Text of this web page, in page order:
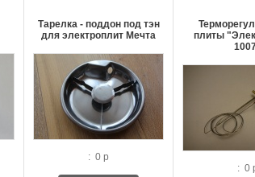
Тарелка - поддон под тэн
для электроплит Мечта
: 0 р
плиты
: 0